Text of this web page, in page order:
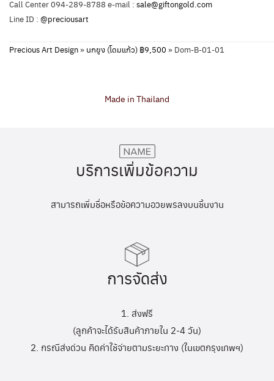
Call Center 094-289-8788 e-mail : sale@giftongold.com
Line ID : @preciousart
Precious Art Design» นกยูง (โดมแก้ว) ฿9,500 » Dom-B-01-01
Made in Thailand
บริการเพิ่มข้อความ
สามารถเพิ่มชื่อหรือข้อความอวยพรลงบนชิ้นงาน
การจัดส่ง
1. ส่งฟรี
(ลูกค้าจะได้รับสินค้าภายใน 2-4 วัน)
2. กรณีส่งด่วน คิดค่าใช้จ่ายตามระยะทาง (ในเขตกรุงเทพฯ)